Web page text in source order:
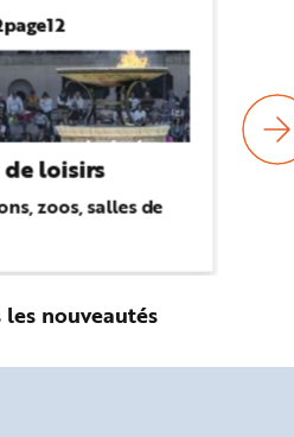
de loisirs
zoos, salles de
les nouveautés